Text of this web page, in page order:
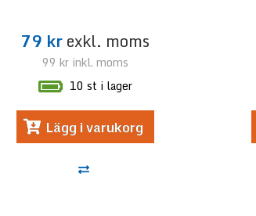
79 krexkl. moms
99 krinkl. moms
10 st i lager
Lägg i varukorg